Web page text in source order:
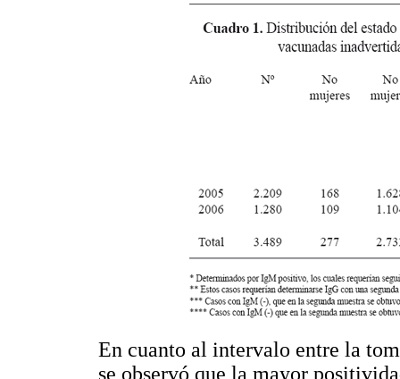
En cuanto al intervalo entre la
se observó que la mayor